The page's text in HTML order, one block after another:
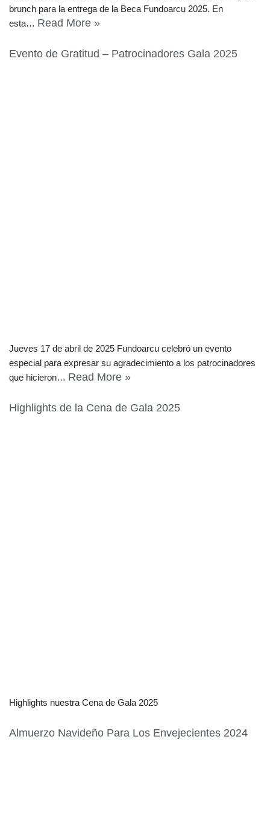
brunch para la entrega de la Beca Fundoarcu 2025. En
esta… Read More »
Evento de Gratitud – Patrocinadores Gala 2025
Jueves 17 de abril de 2025 Fundoarcu celebró un evento
especial para expresar su agradecimiento a los patrocinadores
que hicieron… Read More »
Highlights de la Cena de Gala 2025
Highlights nuestra Cena de Gala 2025
Almuerzo Navideño Para Los Envejecientes 2024